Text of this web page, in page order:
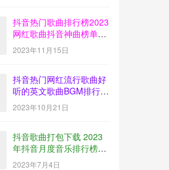
抖音热门歌曲排行榜2023
网红歌曲抖音神曲榜单音
乐打包下载【2023-10】
2023年11月15日
抖音热门网红流行歌曲好
听的英文歌曲BGM排行榜
下载【2023-09】
2023年10月21日
抖音歌曲打包下载 2023
年抖音月度音乐排行榜榜
单放送【2023-06】
2023年7月4日